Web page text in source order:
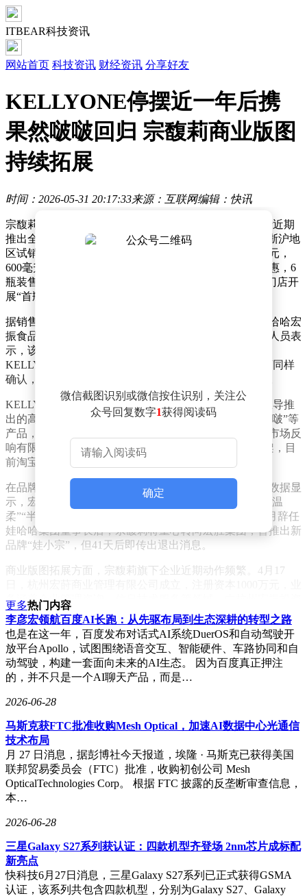
ITBEAR科技资讯
网站首页 科技资讯 财经资讯 分享好友
KELLYONE停摆近一年后携
果然啵啵回归 宗馥莉商业版图
持续拓展
时间：2026-05-31 20:17:33来源：互联网编辑：快讯
宗馥莉创立的饮料品牌KELLYONE在沉寂近一年后，于近期
推出全新果汁汽水产品“果然啵啵”。该产品目前仅在江浙沪地
区试销，提供柠檬和西柚两种口味，300毫升规格售价3元，
600毫升规格售价6元。线上渠道如叮咚买菜推出组合优惠，6
瓶装售价17.9元；线下便利店则以单瓶销售为主，部分门店开
展“首瓶6元、第二瓶1元”的促销活动。
据销售渠道反馈，果然啵啵由宏胜饮料集团委托文成娃哈哈宏
振食品科技有限公司生产。全家便利店杭州某门店工作人员表
示，该产品于本月新上市，目前销售表现平平，且
KELLYONE品牌旗下仅有此款产品在售。喜士多便利店同样
确认，600毫升规格产品定价为6元，暂未引入其他规格。
KELLYONE品牌诞生于2016年，是宗馥莉在宏胜集团主导推
出的高端饮料品牌，曾推出茶饮“一茶”、气泡水“生气啵啵”等
产品，并邀请陈坤、王一博等明星代言。然而，该品牌市场反
响有限，2025年7月其线上店铺全面停运，商品悉数下架，目
前淘宝、抖音等电商平台已无法检索到相关店铺信息。
在品牌调整期间，宗馥莉的商业布局持续扩张。天眼查数据显
示，宏胜集团今年已注册“非常啵啵”商标，并申请“月见温
柔”“半煎时光”等商标，目前处于审查阶段。自2025年9月辞任
娃哈哈集团董事长后，宗馥莉将重心转向宏胜集团，曾推出新
品牌“娃小宗”，但41天后即传出退出消息。
商业版图拓展方面，宗馥莉旗下企业近期动作频繁。4月17
务涵盖企业管理咨询、信息技术服务等领域，由杭州宏振投资
全资控股。同日，上海宏璇商业管理有限公司与上海宏苡文化
传媒有限公司注册成立，控股股东为4月10日新设的上海宏芊
企业管理有限公司，三家企业实际控制人均为宗馥莉。至此，
其名下新增企业已达4家。
微信截图识别或微信按住识别，关注公
众号回复数字1获得阅读码
确定
更多热门内容
李彦宏领航百度AI长跑：从先驱布局到生态深耕的转型之路
也是在这一年，百度发布对话式AI系统DuerOS和自动驾驶开
放平台Apollo，试图围绕语音交互、智能硬件、车路协同和自
动驾驶，构建一套面向未来的AI生态。 因为百度真正押注
的，并不只是一个AI聊天产品，而是…
2026-06-28
马斯克获FTC批准收购Mesh Optical，加速AI数据中心光通信
技术布局
月 27 日消息，据彭博社今天报道，埃隆 · 马斯克已获得美国
联邦贸易委员会（FTC）批准，收购初创公司 Mesh
OpticalTechnologies Corp。 根据 FTC 披露的反垄断审查信息，
本…
2026-06-28
三星Galaxy S27系列获认证：四款机型齐登场 2nm芯片成标配
新亮点
快科技6月27日消息，三星Galaxy S27系列已正式获得GSMA
认证，该系列共包含四款机型，分别为Galaxy S27、Galaxy